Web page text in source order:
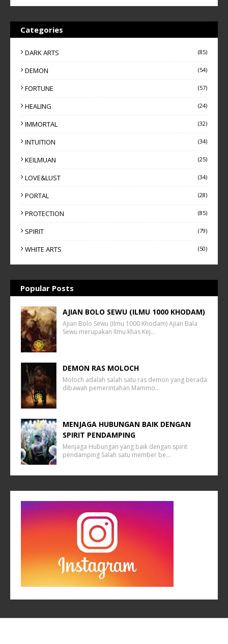
Categories
DARK ARTS (85)
DEMON (54)
FORTUNE (57)
HEALING (24)
IMMORTAL (32)
INTUITION (34)
KEILMUAN (25)
LOVE&LUST (34)
PORTAL (28)
PROTECTION (85)
SPIRIT (79)
WHITE ARTS (50)
Popular Posts
AJIAN BOLO SEWU (ILMU 1000 KHODAM)
Ajian Bolo Sewu (Ilmu 1000 Khodam) Ajian Bala
Sewu merupakan Ilmu khas Kej…
DEMON RAS MOLOCH
Moloch adalah salah satu ras demon yang berada
dibawah pemerintahan Mammo…
MENJAGA HUBUNGAN BAIK DENGAN
SPIRIT PENDAMPING
Menjaga Hubungan yang baik dengan spirit
pendamping Salah satu member be…